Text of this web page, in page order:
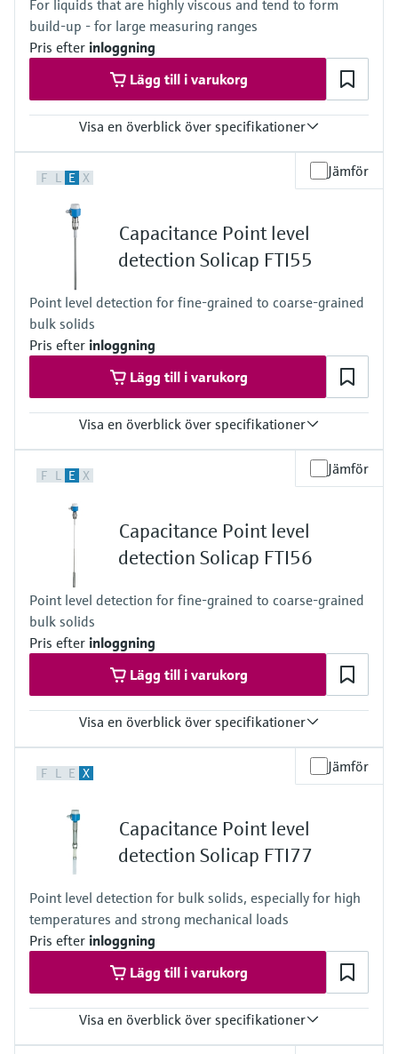
For liquids that are highly viscous and tend to form
build-up - for large measuring ranges
Pris efter inloggning
Lägg till i varukorg
Visa en överblick över specifikationer
-80 °C ... +200 °C
Process pressure / max. overpressure limit
Vacuum ... 100 bar
(Vacuum ... 1450 psi)
F L E X Jämför
Capacitance Point level
detection Solicap FTI55
Point level detection for fine-grained to coarse-grained
bulk solids
Pris efter inloggning
Lägg till i varukorg
Visa en överblick över specifikationer
-50°C ... 180°C
Process pressure / max. overpressure limit
(Vacuum ... 362 psi)
F L E X Jämför
Capacitance Point level
detection Solicap FTI56
Point level detection for fine-grained to coarse-grained
bulk solids
Pris efter inloggning
Lägg till i varukorg
Visa en överblick över specifikationer
-50°C ... 180°C
Process pressure / max. overpressure limit
Vacuum ... 25 bar
(Vacuum ... 362 psi)
F L E X Jämför
Capacitance Point level
detection Solicap FTI77
Point level detection for bulk solids, especially for high
temperatures and strong mechanical loads
Pris efter inloggning
Lägg till i varukorg
Visa en överblick över specifikationer